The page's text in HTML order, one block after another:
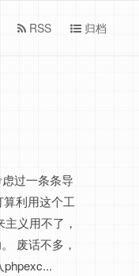
RSS 归档
过一条条导
利用这个工
义用不了，
废话不多，